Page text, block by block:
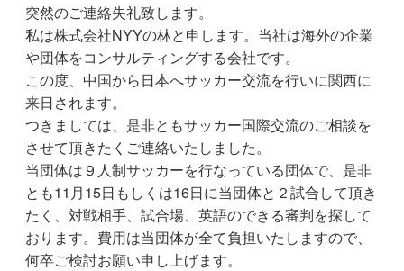
突然のご連絡失礼致します。
私は株式会社NYYの林と申します。当社は海外の企業
や団体をコンサルティングする会社です。
この度、中国から日本へサッカー交流を行いに関西に
来日されます。
つきましては、是非ともサッカー国際交流のご相談を
させて頂きたくご連絡いたしました。
当団体は９人制サッカーを行なっている団体で、是非
とも11月15日もしくは16日に当団体と２試合して頂き
たく、対戦相手、試合場、英語のできる審判を探して
おります。費用は当団体が全て負担いたしますので、
何卒ご検討お願い申し上げます。